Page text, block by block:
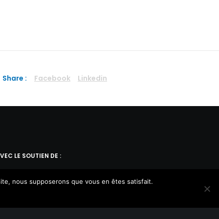
Share : Facebook Linkedin
LE SOUTIEN DE :
nous supposerons que vous en êtes satisfait.